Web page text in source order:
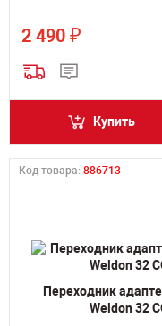
2 490 ₽
Купить
Код товара: 886713
Переходник
Weldon 32